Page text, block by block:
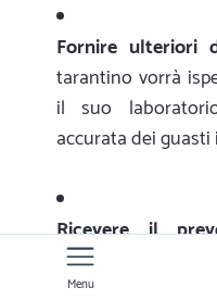
Fornire ulteriori
tarantino vorrà
il suo
accurata dei
Ricevere il
preventivo
manodopera e
Menu